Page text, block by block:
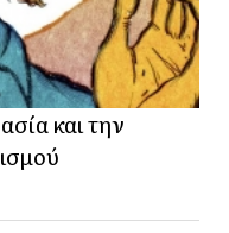
και την